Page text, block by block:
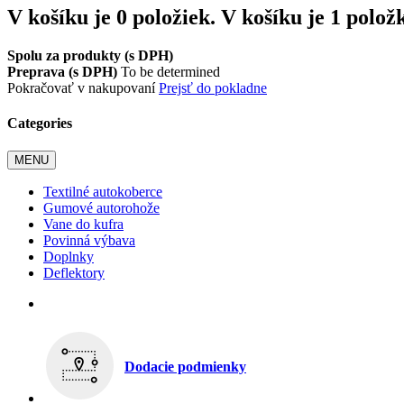
V košíku je 0 položiek. V košíku je 1
Spolu za produkty (s DPH)
Preprava (s DPH) To be determined
Pokračovať v nakupovaníPrejsť do pokladne
Categories
MENU
Textilné autokoberce
Gumové autorohože
Vane do kufra
Povinná výbava
Doplnky
Deflektory
Dodacie podmienky